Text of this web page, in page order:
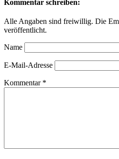
Kommentar schreiben:
Alle Angaben sind freiwillig. Die
veröffentlicht.
Name
E-Mail-Adresse
Kommentar *